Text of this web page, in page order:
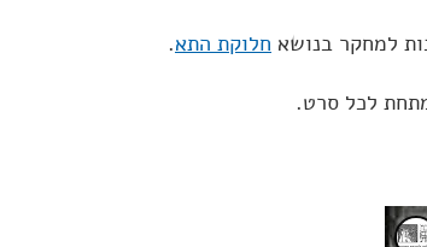
למחקר בנושא חלוקת התא.
לכל סרט.